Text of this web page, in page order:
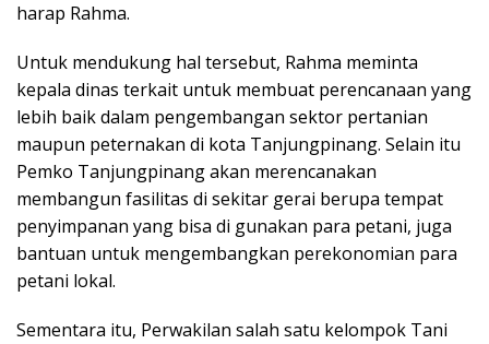
harap Rahma.
Untuk mendukung hal tersebut, Rahma meminta
kepala dinas terkait untuk membuat perencanaan yang
lebih baik dalam pengembangan sektor pertanian
maupun peternakan di kota Tanjungpinang. Selain itu
Pemko Tanjungpinang akan merencanakan
membangun fasilitas di sekitar gerai berupa tempat
penyimpanan yang bisa di gunakan para petani, juga
bantuan untuk mengembangkan perekonomian para
petani lokal.
Sementara itu, Perwakilan salah satu kelompok Tani